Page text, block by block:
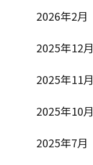
2026年2月
2025年12月
2025年11月
2025年10月
2025年7月